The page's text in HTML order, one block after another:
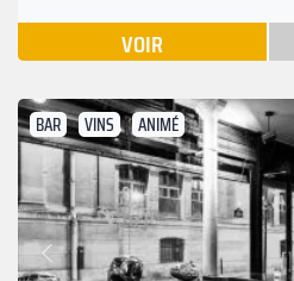
VOIR
BAR VINS ANIMÉ
Précédent